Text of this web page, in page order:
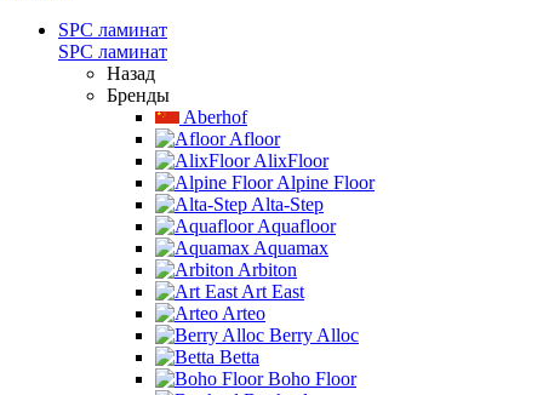
SPC ламинат
SPC ламинат
Назад
Бренды
Aberhof
Afloor
AlixFloor
Alpine Floor
Alta-Step
Aquafloor
Aquamax
Arbiton
Art East
Arteo
Berry Alloc
Betta
Boho Floor